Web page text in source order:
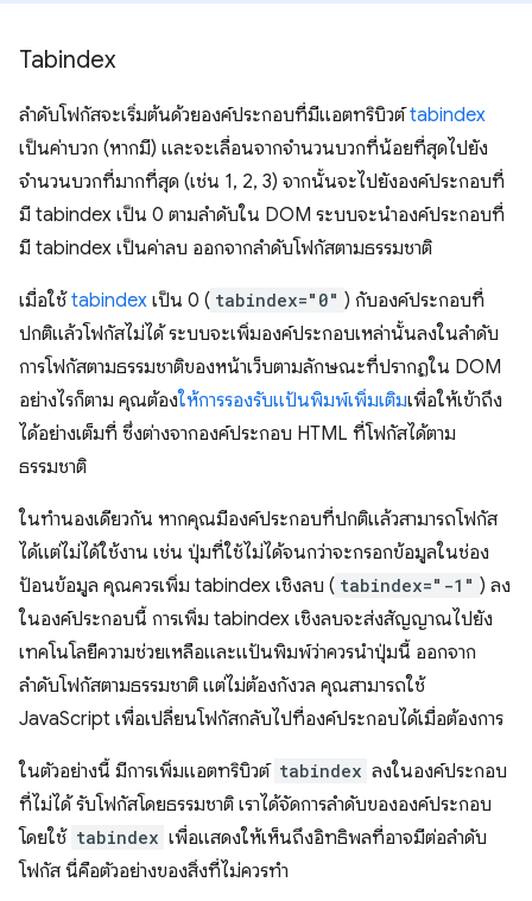
Tabindex
ลำดับโฟกัสจะเริ่มต้นด้วยองค์ประกอบที่มีแอตทริบิวต์tabindex
เป็นค่าบวก (หากมี) และจะเลื่อนจากจำนวนบวกที่น้อยที่สุดไปยัง
จำนวนบวกที่มากที่สุด (เช่น 1, 2, 3) จากนั้นจะไปยังองค์ประกอบที่
มี tabindex เป็น 0 ตามลำดับใน DOM ระบบจะนำองค์ประกอบที่
มี tabindex เป็นค่าลบ ออกจากลำดับโฟกัสตามธรรมชาติ
เมื่อใช้tabindex เป็น 0 ( tabindex="0" ) กับองค์ประกอบที่
ปกติแล้วโฟกัสไม่ได้ ระบบจะเพิ่มองค์ประกอบเหล่านั้นลงในลำดับ
การโฟกัสตามธรรมชาติของหน้าเว็บตามลักษณะที่ปรากฏใน DOM
อย่างไรก็ตาม คุณต้องให้การรองรับแป้นพิมพ์เพิ่มเติมเพื่อให้เข้าถึง
ได้อย่างเต็มที่ ซึ่งต่างจากองค์ประกอบ HTML ที่โฟกัสได้ตาม
ธรรมชาติ
ในทำนองเดียวกัน หากคุณมีองค์ประกอบที่ปกติแล้วสามารถโฟกัส
ได้แต่ไม่ได้ใช้งาน เช่น ปุ่มที่ใช้ไม่ได้จนกว่าจะกรอกข้อมูลในช่อง
ป้อนข้อมูล คุณควรเพิ่ม tabindex เชิงลบ ( tabindex="-1" ) ลง
ในองค์ประกอบนี้ การเพิ่ม tabindex เชิงลบจะส่งสัญญาณไปยัง
เทคโนโลยีความช่วยเหลือและแป้นพิมพ์ว่าควรนำปุ่มนี้ ออกจาก
ลำดับโฟกัสตามธรรมชาติ แต่ไม่ต้องกังวล คุณสามารถใช้
JavaScript เพื่อเปลี่ยนโฟกัสกลับไปที่องค์ประกอบได้เมื่อต้องการ
ในตัวอย่างนี้ มีการเพิ่มแอตทริบิวต์ tabindex ลงในองค์ประกอบ
ที่ไม่ได้ รับโฟกัสโดยธรรมชาติ เราได้จัดการลำดับขององค์ประกอบ
โดยใช้ tabindex เพื่อแสดงให้เห็นถึงอิทธิพลที่อาจมีต่อลำดับ
โฟกัส นี่คือตัวอย่างของสิ่งที่ไม่ควรทำ